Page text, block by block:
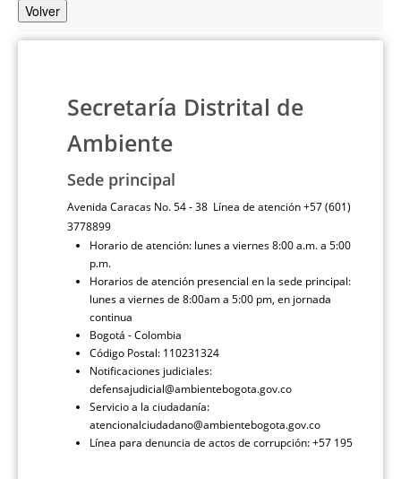
Volver
Secretaría Distrital de
Ambiente
Sede principal
Avenida Caracas No. 54 - 38 Línea de atención +57 (601)
3778899
Horario de atención: lunes a viernes 8:00 a.m. a 5:00
p.m.
Horarios de atención presencial en la sede principal:
lunes a viernes de 8:00am a 5:00 pm, en jornada
continua
Bogotá - Colombia
Código Postal: 110231324
Notificaciones judiciales:
defensajudicial@ambientebogota.gov.co
Servicio a la ciudadanía:
atencionalciudadano@ambientebogota.gov.co
Línea para denuncia de actos de corrupción: +57 195